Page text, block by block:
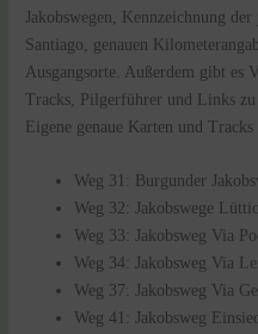
Jakobswegen, Kennzeichnung
Santiago, genauen
Ausgangsorte. Außerdem gibt es
Tracks, Pilgerführer und Links
Eigene genaue Karten und
Weg 31: Burgunder
Weg 32: Jakobswege
Weg 33:
Jakobsweg Via
Weg 34:
Jakobsweg Via
Weg 37:
Jakobsweg Via
Weg41 :
Jakobsweg